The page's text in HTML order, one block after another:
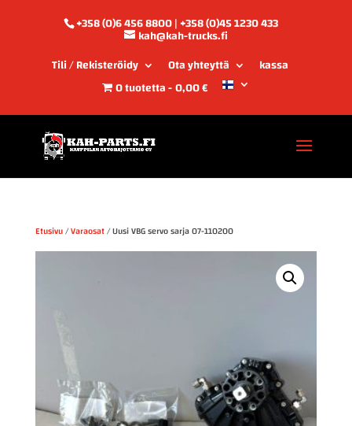
+358 (0)6 456 8800 | +358 (0)45 1230 433
kah@kah-trucks.fi
Tili / Rekisteröidy
Ota yhteyttä
kassa
0 tuotetta 0,00 €
Etusivu/Varaosat/ Uusi VBG servo sarja 07-110200